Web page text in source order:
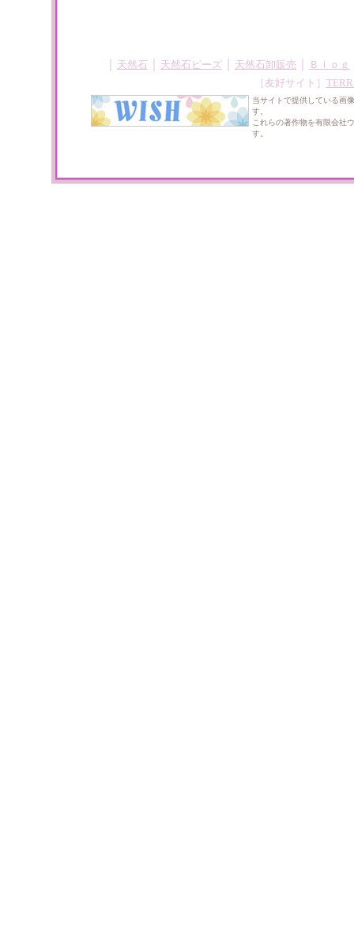
天然石 天然石ビーズ 天然石卸販売 Ｂｌｏｇ
［友好サイト］
当サイトで提供している画
す。
これらの著作物を有限会社
す。